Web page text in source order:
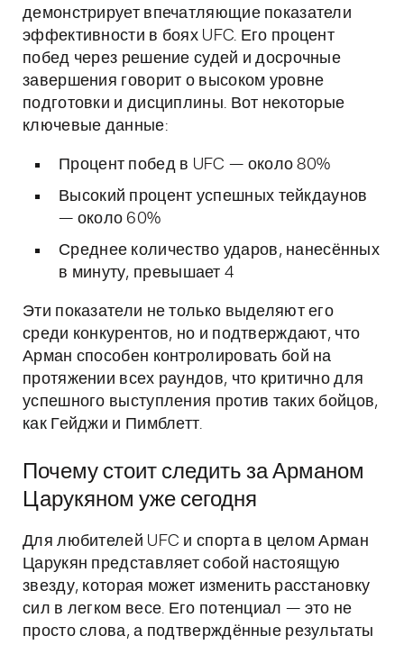
демонстрирует впечатляющие показатели
эффективности в боях UFC. Его процент
побед через решение судей и досрочные
завершения говорит о высоком уровне
подготовки и дисциплины. Вот некоторые
ключевые данные:
Процент побед в UFC — около 80%
Высокий процент успешных тейкдаунов
— около 60%
Среднее количество ударов, нанесённых
в минуту, превышает 4
Эти показатели не только выделяют его
среди конкурентов, но и подтверждают, что
Арман способен контролировать бой на
протяжении всех раундов, что критично для
успешного выступления против таких бойцов,
как Гейджи и Пимблетт.
Почему стоит следить за Арманом
Царукяном уже сегодня
Для любителей UFC и спорта в целом Арман
Царукян представляет собой настоящую
звезду, которая может изменить расстановку
сил в легком весе. Его потенциал — это не
просто слова, а подтверждённые результаты